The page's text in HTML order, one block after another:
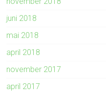
juni 2018
mai 2018
april 2018
november 2017
april 2017